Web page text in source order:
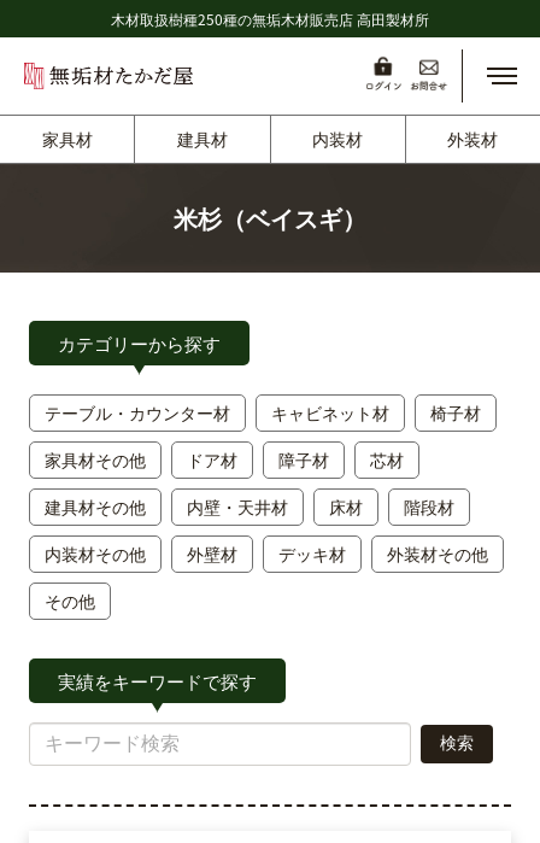
木材取扱樹種250種の無垢木材販売店 高田製材所
メニ
家具材 建具材 内装材 外装材
米杉（ベイスギ）
カテゴリーから探す
テーブル・カウンター材 キャビネット材
椅子材
家具材その他
ドア材 障子材
芯材
建具材その他
内壁・天井材 床材
階段材
内装材その他
外壁材 デッキ材
外装材その他
その他
実績をキーワードで探す